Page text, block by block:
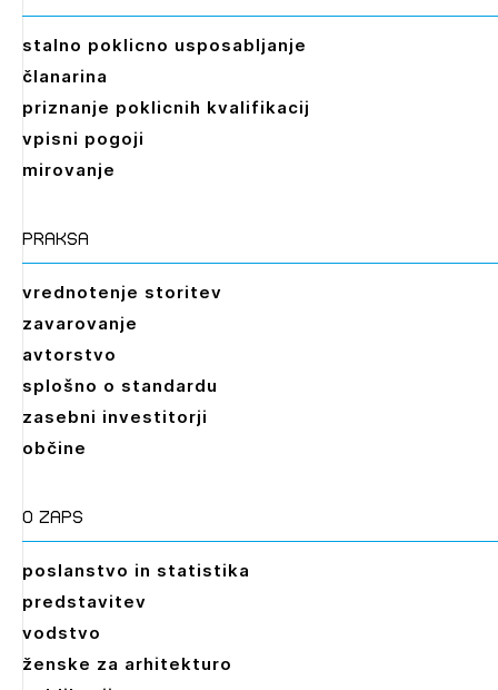
stalno poklicno usposabljanje
članarina
priznanje poklicnih kvalifikacij
vpisni pogoji
mirovanje
praksa
vrednotenje storitev
zavarovanje
avtorstvo
splošno o standardu
zasebni investitorji
občine
O zaps
poslanstvo in statistika
predstavitev
vodstvo
ženske za arhitekturo